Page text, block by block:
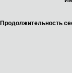
Продолжительность